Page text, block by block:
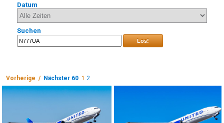
Datum
Suchen
Los!
Vorherige / Nächster 60 1 2